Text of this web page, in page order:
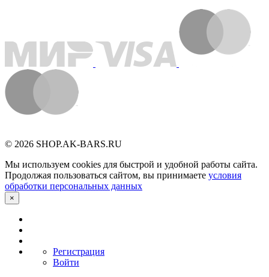
© 2026 SHOP.AK-BARS.RU
Мы используем cookies для быстрой и удобной работы сайта.
Продолжая пользоваться сайтом, вы принимаете условия
обработки персональных данных
×
Регистрация
Войти